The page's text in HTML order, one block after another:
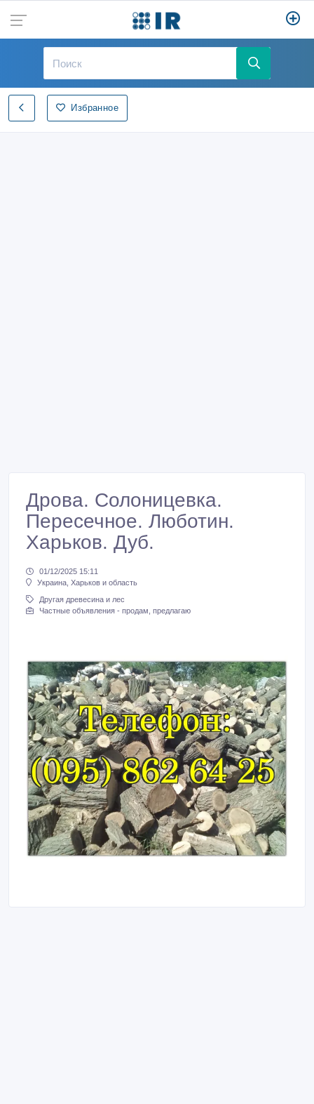
Избранное
Дрова. Солоницевка.
Пересечное. Люботин.
Харьков. Дуб.
01/12/2025 15:11
Украина, Харьков и область
Другая древесина и лес
Частные объявления - продам, предлагаю